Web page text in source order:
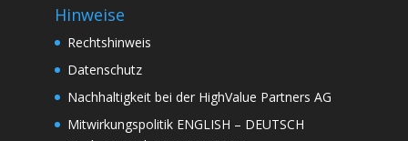
Hinweise
Rechtshinweis
Datenschutz
Nachhaltigkeit bei der HighValue Partners AG
Mitwirkungspolitik ENGLISH – DEUTSCH